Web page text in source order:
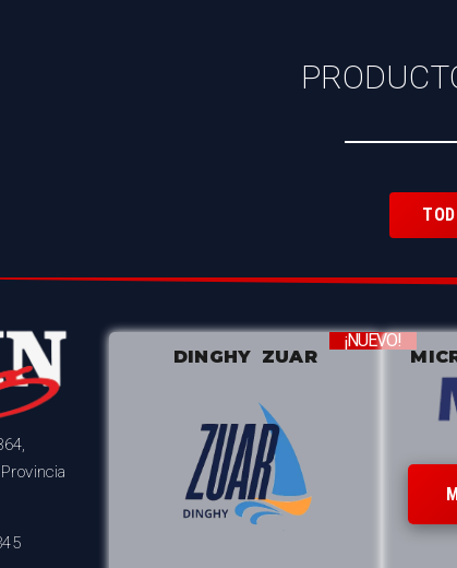
DINGHY ZUAR
¡NUEVO!